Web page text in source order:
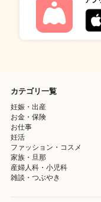
カテゴリ一覧
妊娠・出産
お金・保険
お仕事
妊活
ファッション・コスメ
家族・旦那
産婦人科・小児科
雑談・つぶやき